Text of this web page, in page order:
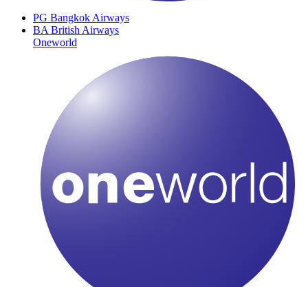
PG Bangkok Airways
BA British Airways
Oneworld